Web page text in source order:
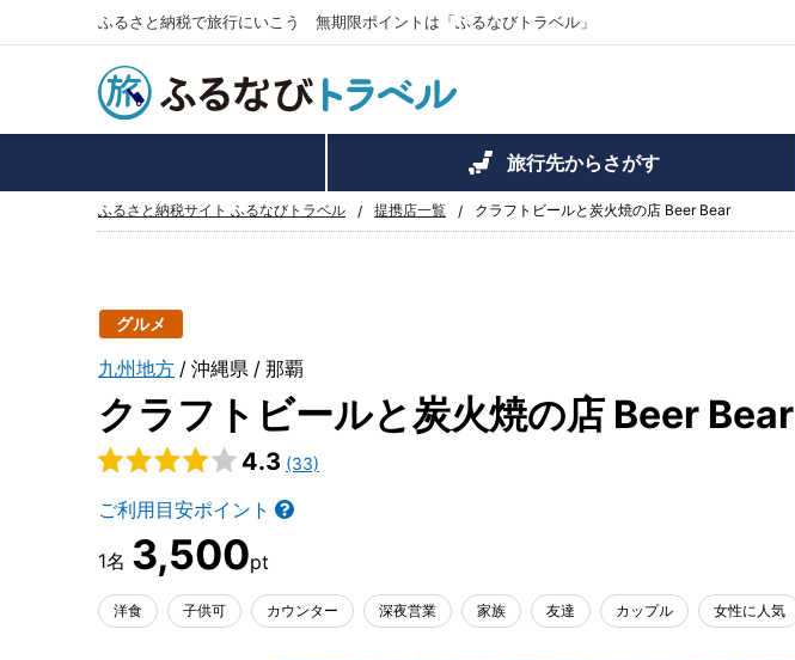
ふるさと納税で旅行にいこう 無期限ポイントは「ふるなびトラベル」
旅行先からさがす
ふるさと納税サイト ふるなびトラベル 提携店一覧 クラフトビールと炭火焼の店 Beer Bear
グルメ
九州地方 沖縄県 那覇
クラフトビールと炭火焼の店 Beer Bear
4.3 (33)
ご利用目安ポイント
3,500
洋食 子供可 カウンター 深夜営業 家族 友達 カップル 女性に人気